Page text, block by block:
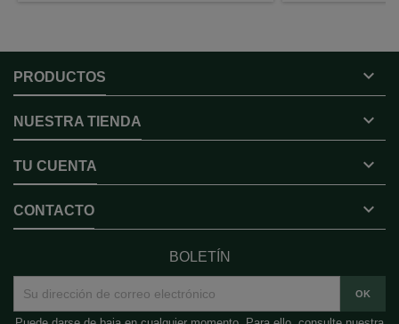
PRODUCTOS 
NUESTRA TIENDA 
TU CUENTA 
CONTACTO 
BOLETÍN